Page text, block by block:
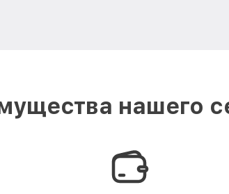
нашего